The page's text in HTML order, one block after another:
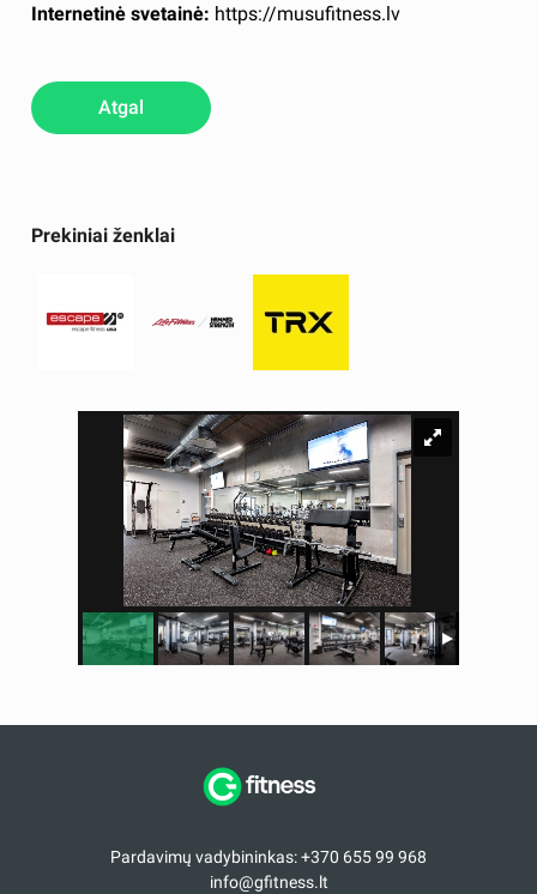
Prekiniai ženklai
Internetinė svetainė: https://musufitness.lv
Atgal
Pardavimų vadybininkas: +370 655 99 968
info@gfitness.lt